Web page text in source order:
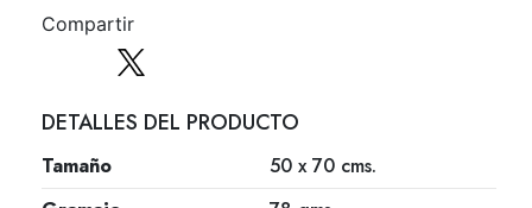
Compartir
DETALLES DEL PRODUCTO
Tamaño
50 x 70 cms.